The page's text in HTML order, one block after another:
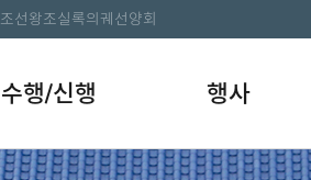
조선왕조실록의궤선양회
수행/신행 행사